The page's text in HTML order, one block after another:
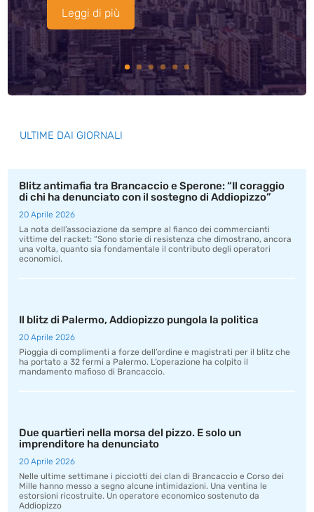
Leggi di più
ULTIME DAI GIORNALI
Blitz antimafia tra Brancaccio e Sperone: “Il coraggio
di chi ha denunciato con il sostegno di Addiopizzo”
20 Aprile 2026
La nota dell’associazione da sempre al fianco dei commercianti
vittime del racket: “Sono storie di resistenza che dimostrano, ancora
una volta, quanto sia fondamentale il contributo degli operatori
economici.
Il blitz di Palermo, Addiopizzo pungola la politica
20 Aprile 2026
Pioggia di complimenti a forze dell’ordine e magistrati per il blitz che
ha portato a 32 fermi a Palermo. L’operazione ha colpito il
mandamento mafioso di Brancaccio.
Due quartieri nella morsa del pizzo. E solo un
imprenditore ha denunciato
20 Aprile 2026
Nelle ultime settimane i picciotti dei clan di Brancaccio e Corso dei
Mille hanno messo a segno alcune intimidazioni. Una ventina le
estorsioni ricostruite. Un operatore economico sostenuto da
Addiopizzo